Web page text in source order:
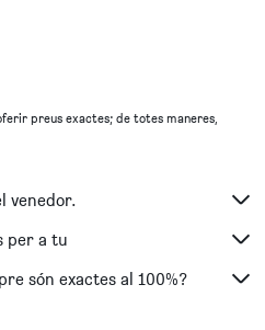
preus exactes; de totes maneres,
venedor.
per a tu
són exactes al 100%?